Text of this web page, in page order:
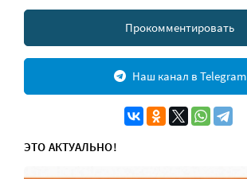
Прокомментировать
Наш канал в Telegram
ЭТО АКТУАЛЬНО!